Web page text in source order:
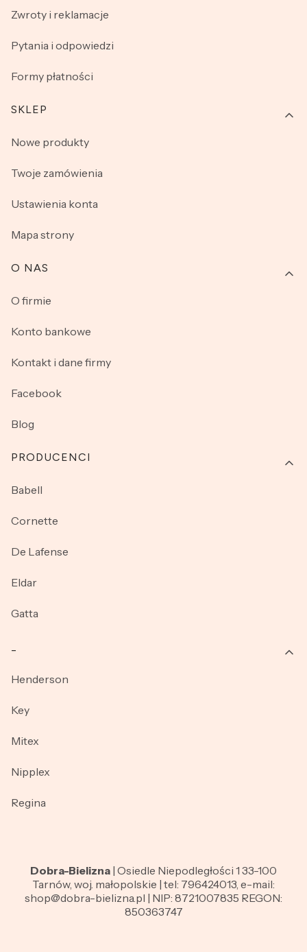
Zwroty i reklamacje
Pytania i odpowiedzi
Formy płatności
SKLEP
Nowe produkty
Twoje zamówienia
Ustawienia konta
Mapa strony
O NAS
O firmie
Konto bankowe
Kontakt i dane firmy
Facebook
Blog
PRODUCENCI
Babell
Cornette
De Lafense
Eldar
Gatta
Henderson
Key
Mitex
Nipplex
Regina
Dobra-Bielizna | Osiedle Niepodległości 1 33-100
Tarnów, woj. małopolskie | tel: 796424013, e-mail:
shop@dobra-bielizna.pl | NIP: 8721007835 REGON:
850363747